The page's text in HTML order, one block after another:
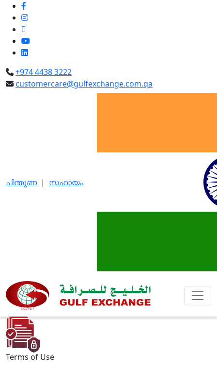
+974 4438 3222
customercare@gulfexchange.com.qa
പിന്തുണ | സഹായം
Terms of Use